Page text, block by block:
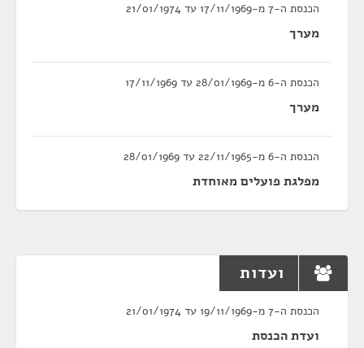
הכנסת ה-7 מ-17/11/1969 עד 21/01/1974
מערך
הכנסת ה-6 מ-28/01/1969 עד 17/11/1969
מערך
הכנסת ה-6 מ-22/11/1965 עד 28/01/1969
מפלגת פועלים מאוחדת
ועדות
הכנסת ה-7 מ-19/11/1969 עד 21/01/1974
ועדת הכנסת